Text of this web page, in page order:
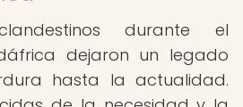
durante el
dejaron un legado
hasta la actualidad.